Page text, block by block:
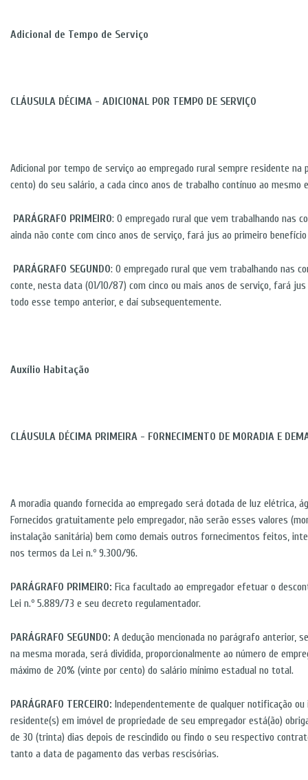
Adicional de Tempo de Serviço
CLÁUSULA DÉCIMA - ADICIONAL POR TEMPO DE SERVIÇO
Adicional por tempo de serviço ao empregado rural sempre residente na
cento) do seu salário, a cada cinco anos de trabalho contínuo ao mesmo
PARÁGRAFO PRIMEIRO: O empregado rural que vem trabalhando nas
ainda não conte com cinco anos de serviço, fará jus ao primeiro
PARÁGRAFO SEGUNDO: O empregado rural que vem trabalhando nas
conte, nesta data (01/10/87) com cinco ou mais anos de serviço, fará jus
todo esse tempo anterior, e daí subsequentemente.
Auxílio Habitação
CLÁUSULA DÉCIMA PRIMEIRA - FORNECIMENTO DE MORADIA E
A moradia quando fornecida ao empregado será dotada de luz elétrica,
Fornecidos gratuitamente pelo empregador, não serão esses valores
instalação sanitária) bem como demais outros fornecimentos feitos,
nos termos da Lei n.º 9.300/96.
PARÁGRAFO PRIMEIRO: Fica facultado ao empregador efetuar o
Lei n.º 5.889/73 e seu decreto regulamentador.
PARÁGRAFO SEGUNDO: A dedução mencionada no parágrafo anterior,
na mesma morada, será dividida, proporcionalmente ao número de
máximo de 20% (vinte por cento) do salário mínimo estadual no total.
PARÁGRAFO TERCEIRO: Independentemente de qualquer notificação
residente(s) em imóvel de propriedade de seu empregador está(ão)
de 30 (trinta) dias depois de rescindido ou findo o seu respectivo
tanto a data de pagamento das verbas rescisórias.